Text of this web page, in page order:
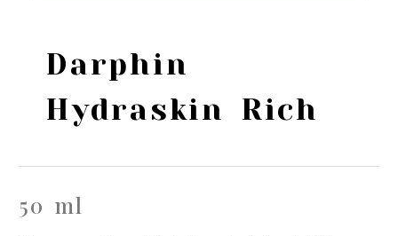
Darphin
Hydraskin Rich
50 ml